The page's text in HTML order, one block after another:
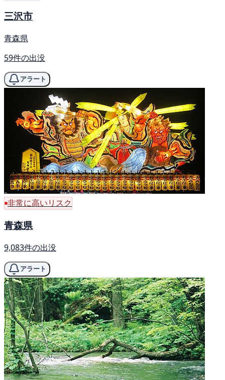
三沢市
青森県
59件の出没
アラート
非常に高いリスク
青森県
9,083件の出没
アラート